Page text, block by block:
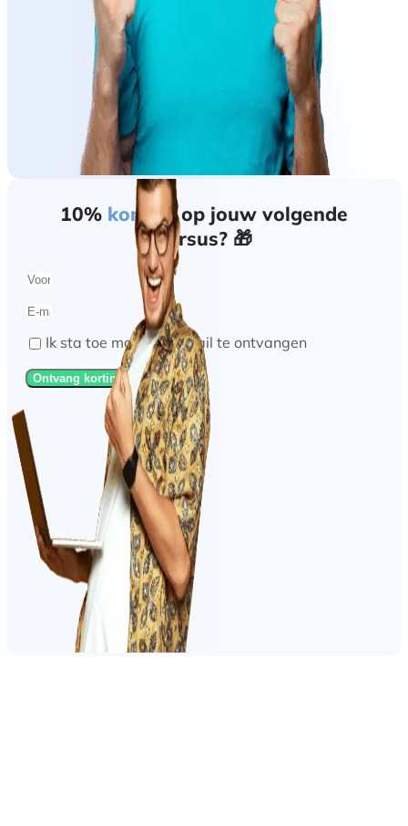
10% kortingop jouw volgende
cursus? 🎁
Ik sta toe marketing mail te ontvangen
Ontvang korting